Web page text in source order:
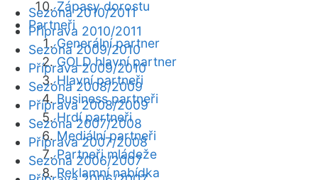
Zápasy dorostu
Partneři
Generální partner
GOLD hlavní partner
Hlavní partneři
Business partneři
Hrdí partneři
Mediální partneři
Partneři mládeže
Reklamní nabídka
Sezóna 2010/2011
Příprava 2010/2011
Sezóna 2009/2010
Příprava 2009/2010
Sezóna 2008/2009
Příprava 2008/2009
Sezóna 2007/2008
Příprava 2007/2008
Sezóna 2006/2007